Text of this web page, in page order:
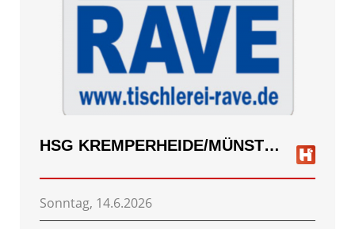
HSG KREMPERHEIDE/MÜNSTERDORF
Sonntag, 14.6.2026